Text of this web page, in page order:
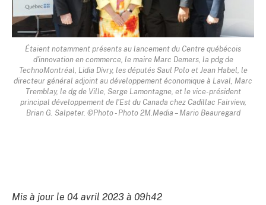
Étaient notamment présents au lancement du Centre québécois
d'innovation en commerce, le maire Marc Demers, la pdg de
TechnoMontréal, Lidia Divry, les députés Saul Polo et Jean Habel, le
directeur général adjoint au développement économique à Laval, Marc
Tremblay, le dg de Ville, Serge Lamontagne, et le vice-président
principal développement de l'Est du Canada chez Cadillac Fairview,
Brian G. Salpeter. ©Photo - Photo 2M.Media – Mario Beauregard
Mis à jour le 04 avril 2023 à 09h42